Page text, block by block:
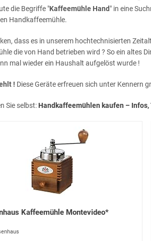
die Begriffe "Kaffeemühle Hand " in eine
Handkaffeemühle.
dass es in unserem hochtechnisierten
die von Hand betrieben wird ? So ein altes
mal wieder ein Haushalt aufgelöst wurde !
! Diese Geräte erfreuen sich unter Kennern
Sie selbst: Handkaffeemühlen kaufen – Infos,
Kaffeemühle Montevideo*